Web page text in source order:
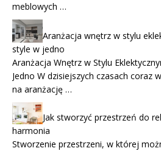
meblowych …
Aranżacja wnętrz w stylu
style w jedno
Aranżacja Wnętrz w Stylu
Jedno W dzisiejszych czasach coraz
na aranżację …
Jak stworzyć przestrzeń do
harmonia
Stworzenie przestrzeni, w której